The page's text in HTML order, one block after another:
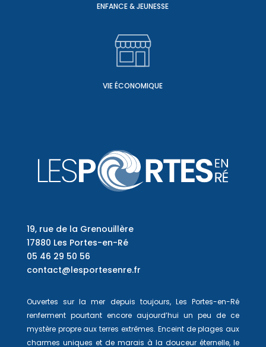
ENFANCE & JEUNESSE
VIE ÉCONOMIQUE
19, rue de la Grenouillère
17880 Les Portes-en-Ré
05 46 29 50 56
contact@lesportesenre.fr
Ouvertes sur la mer depuis toujours, Les Portes-en-Ré
renferment pourtant encore aujourd’hui un peu de ce
mystère propre aux terres extrêmes. Enceint de plages aux
charmes uniques et de marais à la douceur éternelle, le